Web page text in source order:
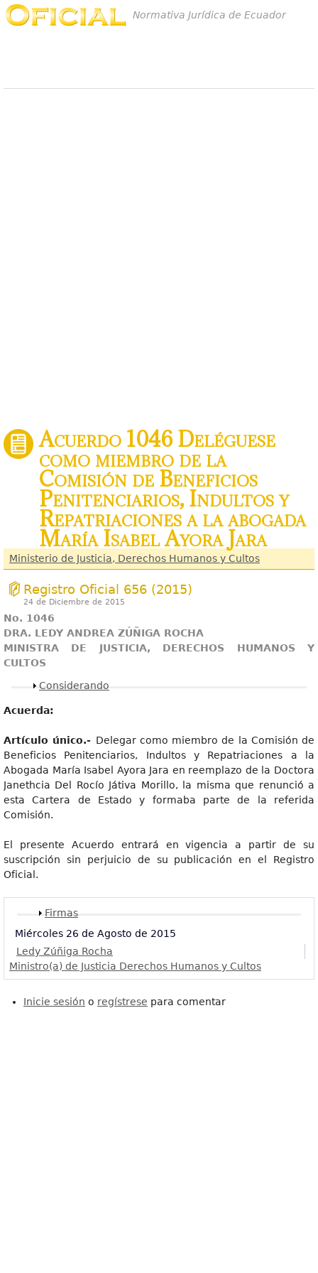
Normativa Jurídica de Ecuador
Acuerdo 1046 Deléguese
como miembro de la
Comisión de Beneficios
Penitenciarios, Indultos y
Repatriaciones a la abogada
María Isabel Ayora Jara
Ministerio de Justicia, Derechos Humanos y Cultos
Registro Oficial 656 (2015)
24 de Diciembre de 2015
No. 1046
DRA. LEDY ANDREA ZÚÑIGA ROCHA
MINISTRA DE JUSTICIA, DERECHOS HUMANOS Y
CULTOS
Mostrar
Considerando
Acuerda:
Artícul o único.- Delegar como miembro de la Comisión de
Beneficios Penitenciarios, Indultos y Repatriaciones a la
Abogada María Isabel Ayora Jara en reemplazo de la Doctora
Janethcia Del Rocío Játiva Morillo, la misma que renunció a
esta Cartera de Estado y formaba parte de la referida
Comisión.
El presente Acuerdo entrará en vigencia a partir de su
suscripción sin perjuicio de su publicación en el Registro
Oficial.
Mostrar
Firmas
Miércoles 26 de Agosto de 2015
Ledy Zúñiga Rocha
Ministro(a) de Justicia Derechos Humanos y Cultos
Inicie sesión o regístrese para comentar